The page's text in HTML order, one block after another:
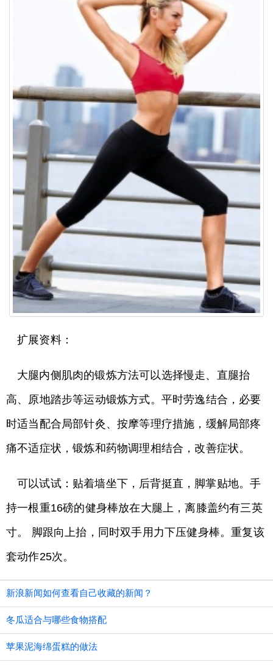
扩展资料：
大腿内侧肌肉的锻炼方法可以选择慢走、直腿抬
高、原地踏步等运动锻炼方式。平时劳逸结合，必要
时适当配合局部针灸、按摩等理疗措施，缓解局部疼
痛不适症状，锻炼和药物调理相结合，改善症状。
可以试试：贴着墙坐下，后背挺直，脚掌贴地。手
持一根重16磅的健身棒放在大腿上，离膝盖约有三英
寸。 脚跟向上抬，同时双手用力下压健身棒。重复该
套动作25次。
新浪新闻如何查看自己收藏的新闻？
冬瓜适合与哪些食物搭配
苹果泥海绵蛋糕的做法